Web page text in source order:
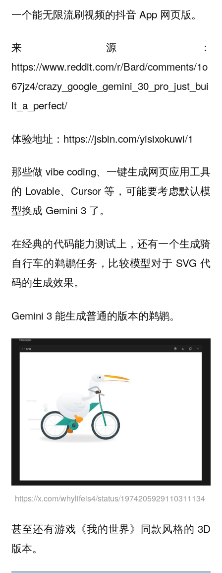
一个能无限流刷视频的抖音 App 网页版。
来源：
https://www.reddit.com/r/Bard/comments/1o
67jz4/crazy_google_gemini_30_pro_just_bui
lt_a_perfect/
体验地址：https://jsbin.com/yisixokuwi/1
那些做 vibe coding、一键生成网页应用工具
的 Lovable、Cursor 等，可能要考虑默认模
型换成 Gemini 3 了。
在经典的代码能力测试上，还有一个生成骑
自行车的鹈鹕任务，比较模型对于 SVG 代
码的生成效果。
Gemini 3 能生成普通的版本的鹈鹕。
https://x.com/whylifeis4/status/1974205929110311134
甚至还有游戏《我的世界》同款风格的 3D
版本。